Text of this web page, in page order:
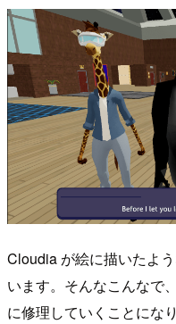
Cloudia が絵に描いたよ
います。そんなこんなで
に修理していくことになり